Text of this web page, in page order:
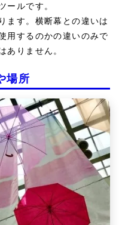
ールです。
ます。横断幕との違いは
用するのかの違いのみで
ありません。
場所